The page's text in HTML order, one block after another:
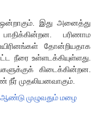
பூமத்திய
கோணமாகும்.
எவ்வளவு மேலே